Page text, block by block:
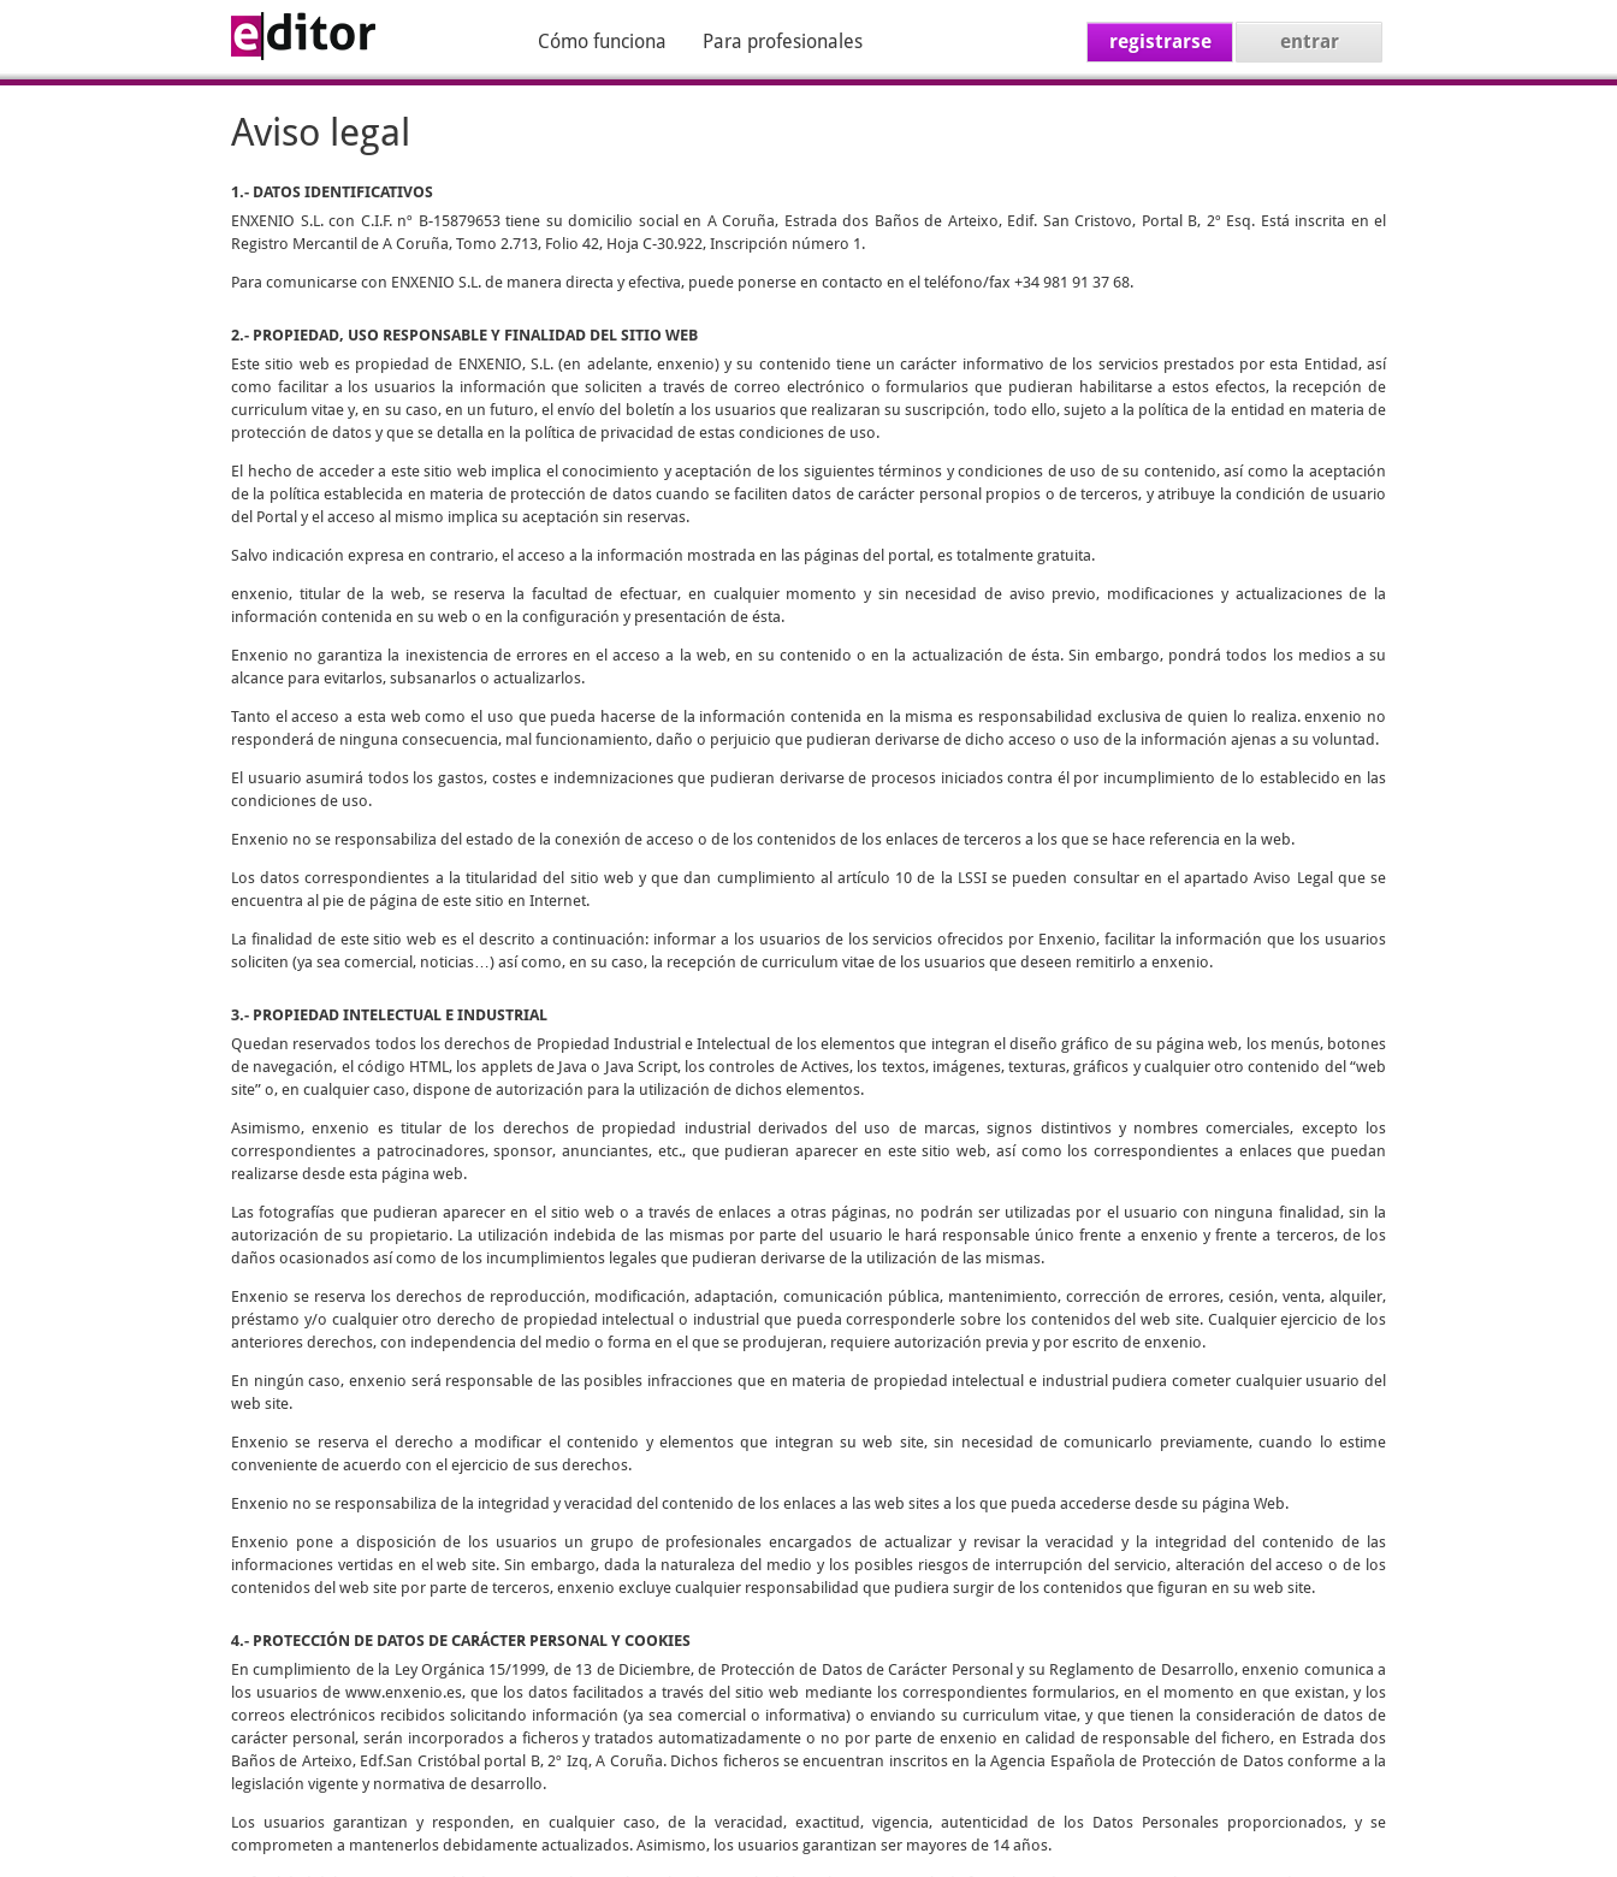
Cómo funciona Para profesionales registrarse entrar
Aviso legal
1.- DATOS IDENTIFICATIVOS
ENXENIO S.L. con C.I.F. nº B-15879653 tiene su domicilio social en A Coruña, Estrada dos Baños de Arteixo, Edif. San Cristovo, Portal B, 2º Esq. Está inscrita en el
Registro Mercantil de A Coruña, Tomo 2.713, Folio 42, Hoja C-30.922, Inscripción número 1.
Para comunicarse con ENXENIO S.L. de manera directa y efectiva, puede ponerse en contacto en el teléfono/fax +34 981 91 37 68.
2.- PROPIEDAD, USO RESPONSABLE Y FINALIDAD DEL SITIO WEB
Este sitio web es propiedad de ENXENIO, S.L. (en adelante, enxenio) y su contenido tiene un carácter informativo de los servicios prestados por esta Entidad, así
como facilitar a los usuarios la información que soliciten a través de correo electrónico o formularios que pudieran habilitarse a estos efectos, la recepción de
curriculum vitae y, en su caso, en un futuro, el envío del boletín a los usuarios que realizaran su suscripción, todo ello, sujeto a la política de la entidad en materia de
protección de datos y que se detalla en la política de privacidad de estas condiciones de uso.
El hecho de acceder a este sitio web implica el conocimiento y aceptación de los siguientes términos y condiciones de uso de su contenido, así como la aceptación
de la política establecida en materia de protección de datos cuando se faciliten datos de carácter personal propios o de terceros, y atribuye la condición de usuario
del Portal y el acceso al mismo implica su aceptación sin reservas.
Salvo indicación expresa en contrario, el acceso a la información mostrada en las páginas del portal, es totalmente gratuita.
enxenio, titular de la web, se reserva la facultad de efectuar, en cualquier momento y sin necesidad de aviso previo, modificaciones y actualizaciones de la
información contenida en su web o en la configuración y presentación de ésta.
Enxenio no garantiza la inexistencia de errores en el acceso a la web, en su contenido o en la actualización de ésta. Sin embargo, pondrá todos los medios a su
alcance para evitarlos, subsanarlos o actualizarlos.
Tanto el acceso a esta web como el uso que pueda hacerse de la información contenida en la misma es responsabilidad exclusiva de quien lo realiza. enxenio no
responderá de ninguna consecuencia, mal funcionamiento, daño o perjuicio que pudieran derivarse de dicho acceso o uso de la información ajenas a su voluntad.
El usuario asumirá todos los gastos, costes e indemnizaciones que pudieran derivarse de procesos iniciados contra él por incumplimiento de lo establecido en las
condiciones de uso.
Enxenio no se responsabiliza del estado de la conexión de acceso o de los contenidos de los enlaces de terceros a los que se hace referencia en la web.
Los datos correspondientes a la titularidad del sitio web y que dan cumplimiento al artículo 10 de la LSSI se pueden consultar en el apartado Aviso Legal que se
encuentra al pie de página de este sitio en Internet.
La finalidad de este sitio web es el descrito a continuación: informar a los usuarios de los servicios ofrecidos por Enxenio, facilitar la información que los usuarios
soliciten (ya sea comercial, noticias…) así como, en su caso, la recepción de curriculum vitae de los usuarios que deseen remitirlo a enxenio.
3.- PROPIEDAD INTELECTUAL E INDUSTRIAL
Quedan reservados todos los derechos de Propiedad Industrial e Intelectual de los elementos que integran el diseño gráfico de su página web, los menús, botones
de navegación, el código HTML, los applets de Java o Java Script, los controles de Actives, los textos, imágenes, texturas, gráficos y cualquier otro contenido del “web
site” o, en cualquier caso, dispone de autorización para la utilización de dichos elementos.
Asimismo, enxenio es titular de los derechos de propiedad industrial derivados del uso de marcas, signos distintivos y nombres comerciales, excepto los
correspondientes a patrocinadores, sponsor, anunciantes, etc., que pudieran aparecer en este sitio web, así como los correspondientes a enlaces que puedan
realizarse desde esta página web.
Las fotografías que pudieran aparecer en el sitio web o a través de enlaces a otras páginas, no podrán ser utilizadas por el usuario con ninguna finalidad, sin la
autorización de su propietario. La utilización indebida de las mismas por parte del usuario le hará responsable único frente a enxenio y frente a terceros, de los
daños ocasionados así como de los incumplimientos legales que pudieran derivarse de la utilización de las mismas.
Enxenio se reserva los derechos de reproducción, modificación, adaptación, comunicación pública, mantenimiento, corrección de errores, cesión, venta, alquiler,
préstamo y/o cualquier otro derecho de propiedad intelectual o industrial que pueda corresponderle sobre los contenidos del web site. Cualquier ejercicio de los
anteriores derechos, con independencia del medio o forma en el que se produjeran, requiere autorización previa y por escrito de enxenio.
En ningún caso, enxenio será responsable de las posibles infracciones que en materia de propiedad intelectual e industrial pudiera cometer cualquier usuario del
web site.
Enxenio se reserva el derecho a modificar el contenido y elementos que integran su web site, sin necesidad de comunicarlo previamente, cuando lo estime
conveniente de acuerdo con el ejercicio de sus derechos.
Enxenio no se responsabiliza de la integridad y veracidad del contenido de los enlaces a las web sites a los que pueda accederse desde su página Web.
Enxenio pone a disposición de los usuarios un grupo de profesionales encargados de actualizar y revisar la veracidad y la integridad del contenido de las
informaciones vertidas en el web site. Sin embargo, dada la naturaleza del medio y los posibles riesgos de interrupción del servicio, alteración del acceso o de los
contenidos del web site por parte de terceros, enxenio excluye cualquier responsabilidad que pudiera surgir de los contenidos que figuran en su web site.
4.- PROTECCIÓN DE DATOS DE CARÁCTER PERSONAL Y COOKIES
En cumplimiento de la Ley Orgánica 15/1999, de 13 de Diciembre, de Protección de Datos de Carácter Personal y su Reglamento de Desarrollo, enxenio comunica a
los usuarios de www.enxenio.es, que los datos facilitados a través del sitio web mediante los correspondientes formularios, en el momento en que existan, y los
correos electrónicos recibidos solicitando información (ya sea comercial o informativa) o enviando su curriculum vitae, y que tienen la consideración de datos de
carácter personal, serán incorporados a ficheros y tratados automatizadamente o no por parte de enxenio en calidad de responsable del fichero, en Estrada dos
Baños de Arteixo, Edf.San Cristóbal portal B, 2º Izq, A Coruña. Dichos ficheros se encuentran inscritos en la Agencia Española de Protección de Datos conforme a la
legislación vigente y normativa de desarrollo.
Los usuarios garantizan y responden, en cualquier caso, de la veracidad, exactitud, vigencia, autenticidad de los Datos Personales proporcionados, y se
comprometen a mantenerlos debidamente actualizados. Asimismo, los usuarios garantizan ser mayores de 14 años.